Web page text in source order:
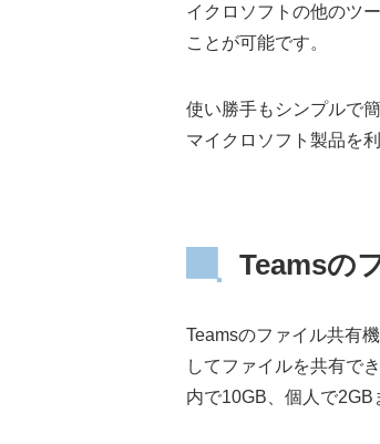
イクロソフトの他のツ
ことが可能です。
使い勝手もシンプルで
マイクロソフト製品を
Teamsの
Teamsのファイル共有
してファイルを共有で
内で10GB、個人で2GB